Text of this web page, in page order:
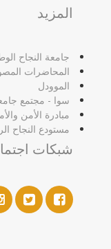
المزيد
جامعة النجاح
المحاضرات
الموودل
سوا - مجتمع
مبادرة الأمن
مستودع النجاح
شبكات